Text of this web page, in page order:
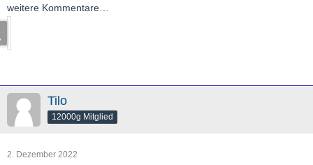
weitere Kommentare…
Tilo
12000g Mitglied
2. Dezember 2022